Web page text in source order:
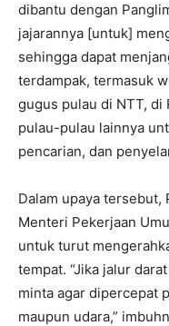
dibantu dengan
jajarannya [untuk]
sehingga dapat
terdampak, termasuk
gugus pulau di NTT, di
pulau-pulau lainnya
pencarian, dan
Dalam upaya
Menteri Pekerjaan
untuk turut
tempat. “Jika jalur
minta agar dipercepat
maupun udara,”